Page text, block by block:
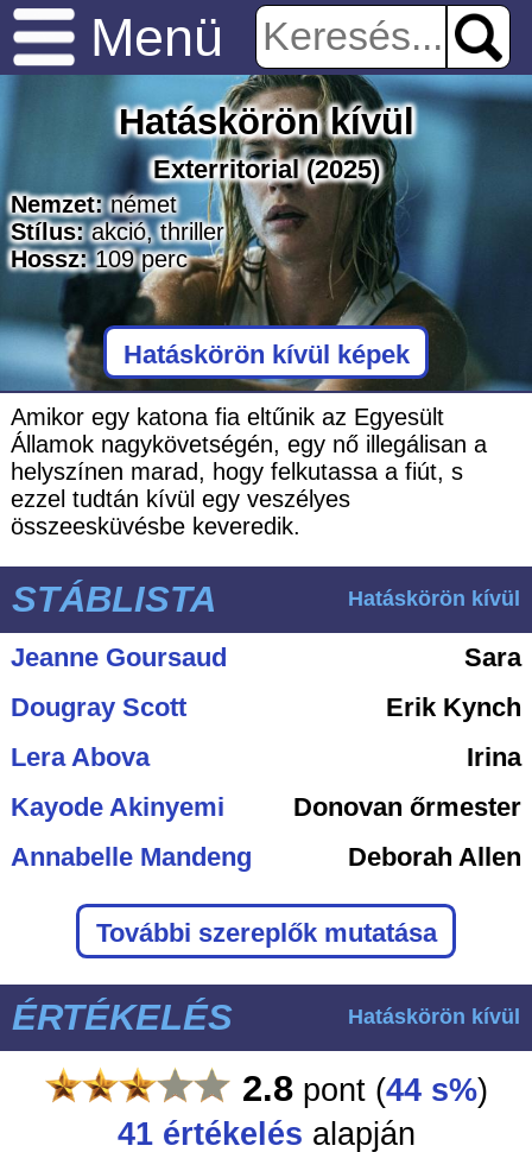
Menü
Hatáskörön kívül
Exterritorial(2025)
Nemzet: német
Stílus: akció,thriller
Hossz: 109perc
Hatáskörön kívül képek
Amikor egy katona fia eltűnik az Egyesült
Államok nagykövetségén, egy nő illegálisan a
helyszínen marad, hogy felkutassa a fiút, s
ezzel tudtán kívül egy veszélyes
összeesküvésbe keveredik.
STÁBLISTA Hatáskörön kívül
Jeanne Goursaud
Sara
Dougray Scott
Erik Kynch
Lera Abova
Irina
Kayode Akinyemi
Donovan őrmester
Annabelle Mandeng
Deborah Allen
További szereplők mutatása
ÉRTÉKELÉS Hatáskörön kívül
2.8pont (44 s%)
41értékelés alapján